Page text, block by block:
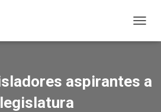
aspirantes a